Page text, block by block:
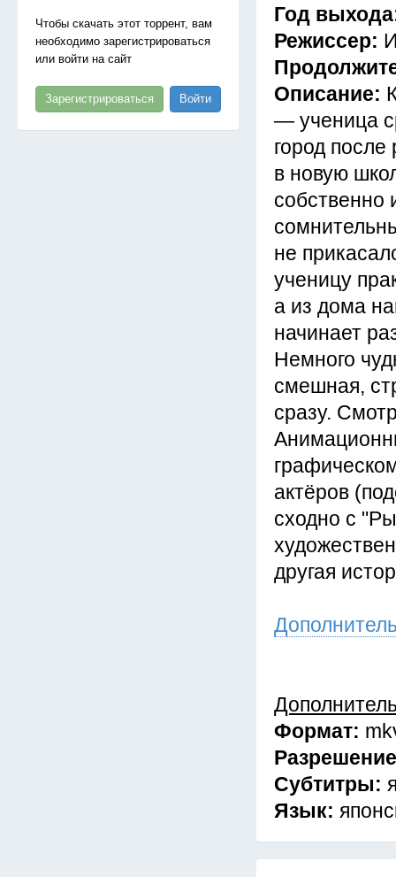
Чтобы скачать этот торрент, вам
необходимо зарегистрироваться
или войти на сайт
Зарегистрироваться Войти
Год
Режиссер:
Описание:
— ученица
город
в новую
собственно
не
ученицу
а из дома
начинает
Немного
смешная,
сразу.
актёров
сходно с
другая
Формат:
Субтитры:
Язык: